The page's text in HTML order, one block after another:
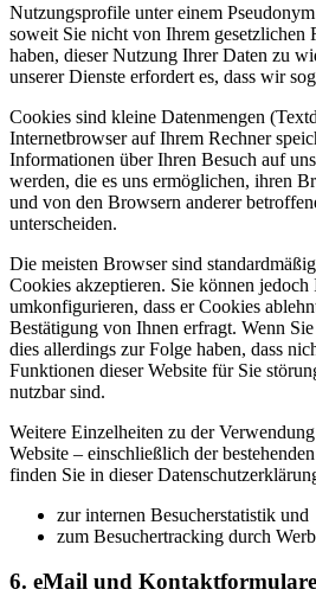
Nutzungsprofile unter einem
soweit Sie nicht von Ihrem gesetzlichen
haben, dieser Nutzung Ihrer Daten zu
unserer Dienste erfordert es, dass wir
Cookies sind kleine Datenmengen
Internetbrowser auf Ihrem Rechner
Informationen über Ihren Besuch auf
werden, die es uns ermöglichen, ihren
und von den Browsern anderer
unterscheiden.
Die meisten Browser sind
Cookies akzeptieren. Sie können
umkonfigurieren, dass er Cookies
Bestätigung von Ihnen erfragt. Wenn
dies allerdings zur Folge haben, dass
Funktionen dieser Website für Sie
nutzbar sind.
Weitere Einzelheiten zu der
Website – einschließlich der
finden Sie in dieser
zur internen Besucherstatistik und
zum Besuchertracking durch
6. eMail und Kontaktformulare